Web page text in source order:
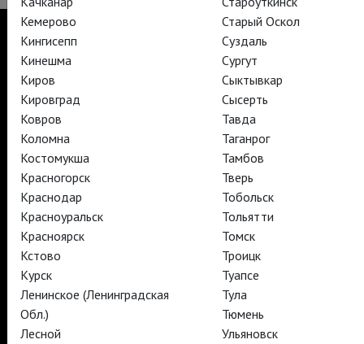
TheatreHD
TheatreHD Опера
TheatreHD Балет в кино
АРТ-ЛЕКТОРИЙ В КИНО
TheatreHD
АРТ-ЛЕКТОРИЙ В КИНО
TheatreHD
TheatreHD Опера
TheatreHD Балет в кино
АРТ-ЛЕКТОРИЙ В КИНО
Кемерово
Кингисепп
Кинешма
Киров
Кировград
Ковров
Коломна
Костомукша
Красногорск
Краснодар
Красноуральск
Красноярск
Кстово
Курск
Ленинское (Ленинградская
Обл.)
Лесной
Старый Оскол
Суздаль
Сургут
Сыктывкар
Сысерть
Тавда
Таганрог
Тамбов
Тверь
Тобольск
Тольятти
Томск
Троицк
Туапсе
Тула
Тюмень
Ульяновск